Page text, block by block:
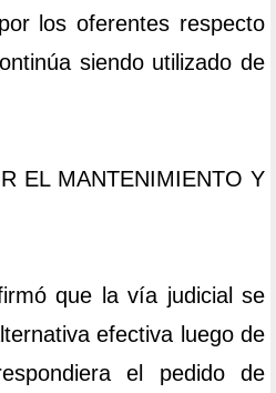
los oferentes respecto
siendo utilizado de
EL MANTENIMIENTO Y
que la vía judicial se
efectiva luego de
el pedido de